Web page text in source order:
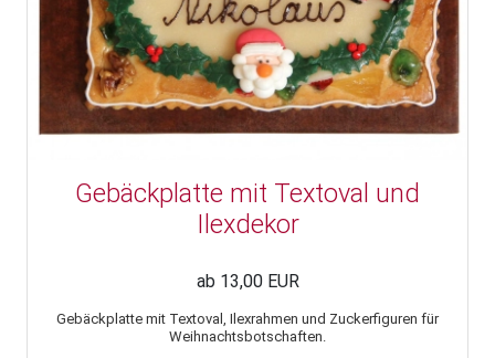
Gebäckplatte mit Textoval und
Ilexdekor
ab 13,00 EUR
Gebäckplatte mit Textoval, Ilexrahmen und Zuckerfiguren für
Weihnachtsbotschaften.